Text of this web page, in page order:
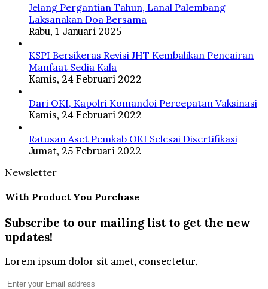
Jelang Pergantian Tahun, Lanal Palembang
Laksanakan Doa Bersama
Rabu, 1 Januari 2025
KSPI Bersikeras Revisi JHT Kembalikan Pencairan
Manfaat Sedia Kala
Kamis, 24 Februari 2022
Dari OKI, Kapolri Komandoi Percepatan Vaksinasi
Kamis, 24 Februari 2022
Ratusan Aset Pemkab OKI Selesai Disertifikasi
Jumat, 25 Februari 2022
Newsletter
With Product You Purchase
Subscribe to our mailing list to get the new
updates!
Lorem ipsum dolor sit amet, consectetur.
Enter